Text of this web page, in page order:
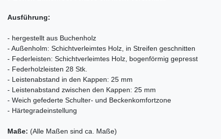
Ausführung:
- hergestellt aus Buchenholz
- Außenholm: Schichtverleimtes Holz, in Streifen geschnitten
- Federleisten: Schichtverleimtes Holz, bogenförmig gepresst
- Federholzleisten 28 Stk.
- Leistenabstand in den Kappen: 25 mm
- Leistenabstand zwischen den Kappen: 25 mm
- Weich gefederte Schulter- und Beckenkomfortzone
- Härtegradeinstellung
Maße: (Alle Maßen sind ca. Maße)